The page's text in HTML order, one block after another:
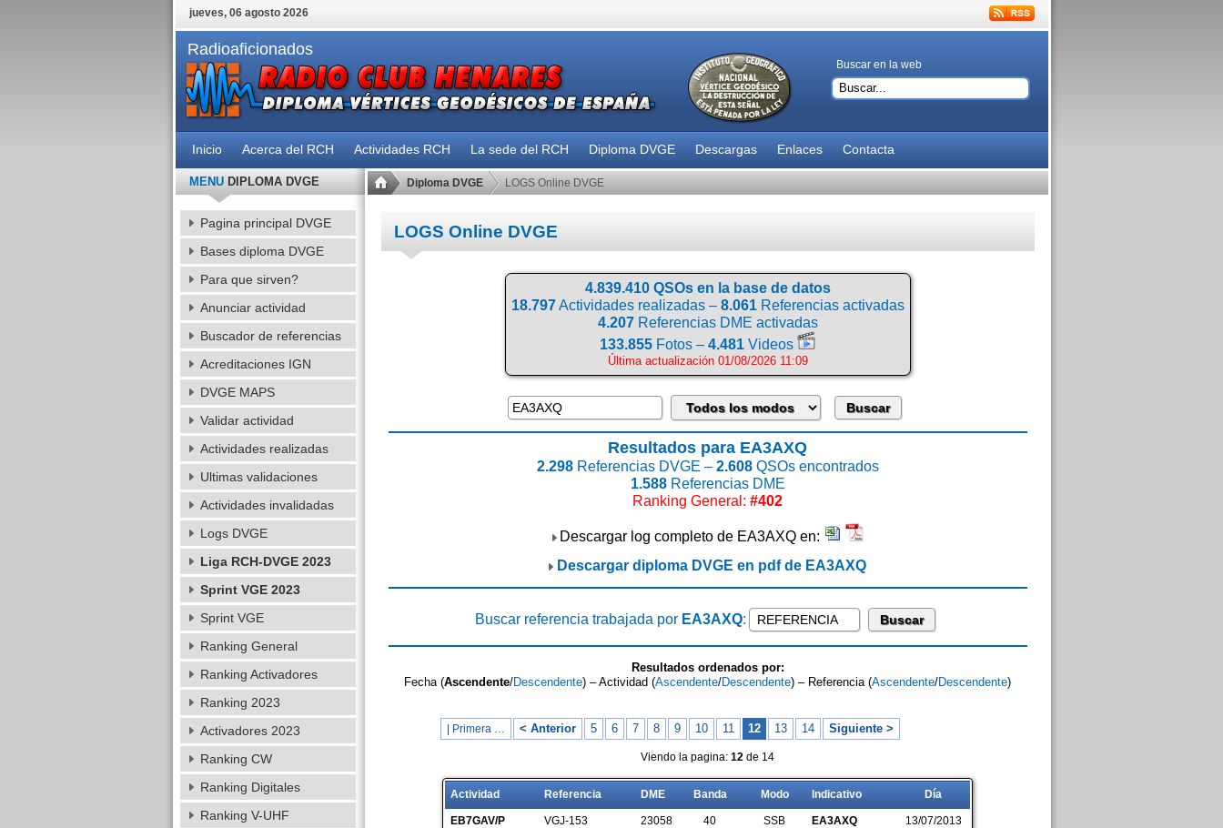
jueves, 06 agosto 2026
Radioaficionados
Buscar en la web
Inicio Acerca del RCH Actividades RCH La sede del RCH Diploma DVGE Descargas Enlaces Contacta
Diploma DVGE LOGS Online DVGE
LOGS Online DVGE
4.839.410 QSOs en la base de datos
18.797Actividades realizadas – 8.061Referencias activadas
4.207Referencias DME activadas
133.855 Fotos – 4.481 Videos
Última actualización 01/08/2026 11:09
Resultados para EA3AXQ
2.298Referencias DVGE – 2.608QSOs encontrados
1.588Referencias DME
Ranking General: #402
Descargar log completo de EA3AXQ en:
Descargar diploma DVGE en pdf de EA3AXQ
Buscar referencia trabajada por EA3AXQ:
Resultados ordenados por:
Fecha (Ascendente/Descendente) – Actividad (Ascendente/Descendente) – Referencia (Ascendente/Descendente)
| Primera … < Anterior 5 6 7 8 9 10 11 12 13 14 Siguiente >
Viendo la pagina: 12 de 14
Actividad Referencia DME Banda Modo Indicativo Día
EB7GAV/P VGJ-153 23058 40 SSB EA3AXQ
13/07/2013
MENUDIPLOMA DVGE
Pagina principal DVGE
Bases diploma DVGE
Para que sirven?
Anunciar actividad
Buscador de referencias
Acreditaciones IGN
DVGE MAPS
Validar actividad
Actividades realizadas
Ultimas validaciones
Actividades invalidadas
Logs DVGE
Liga RCH-DVGE 2023
Sprint VGE 2023
Sprint VGE
Ranking General
Ranking Activadores
Ranking 2023
Activadores 2023
Ranking CW
Ranking Digitales
Ranking V-UHF